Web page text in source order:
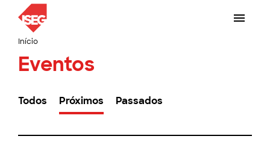
Início
Eventos
Todos Próximos Passados